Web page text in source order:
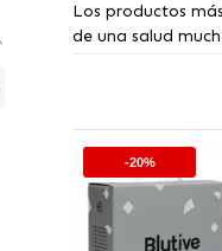
Los productos
de una salud
-20%